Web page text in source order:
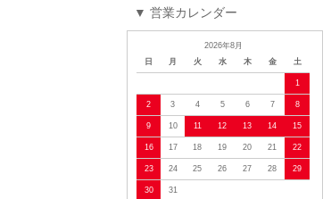
▼ 営業カレンダー
2026年8月
日
月 火 水 木 金 土
1
2 3 4 5 6 7 8
9 10 11 12 13 14 15
16 17 18 19 20 21 22
23 24 25 26 27 28 29
30 31